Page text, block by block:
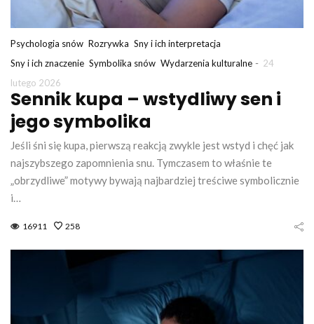
Psychologia snów Rozrywka Sny i ich interpretacja
Sny i ich znaczenie Symbolika snów Wydarzenia kulturalne - 24
lutego 2026
Sennik kupa – wstydliwy sen i
jego symbolika
Jeśli śni się kupa, pierwszą reakcją zwykle jest wstyd i chęć jak
najszybszego zapomnienia snu. Tymczasem to właśnie te
„obrzydliwe” motywy bywają najbardziej treściwe symbolicznie
i…
16911 258